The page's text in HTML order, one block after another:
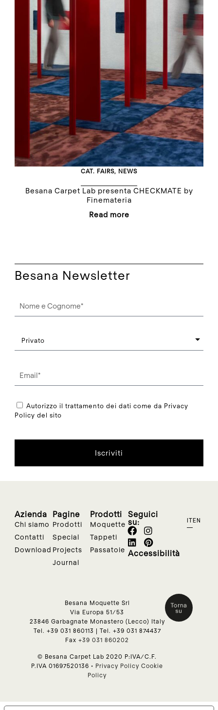
CAT. FAIRS NEWS
Besana Carpet Lab presenta CHECKMATE by
Finemateria
Read more
Besana Newsletter
Autorizzo il trattamento dei dati come da Privacy
Policy del sito
Iscriviti
Azienda
Chi siamo
Contatti
Download
Pagine
Prodotti
Special
Projects
Journal
Prodotti
Moquette
Tappeti
Passatoie
Seguici
su:
Accessibilità
ITEN
Besana Moquette Srl
Via Europa 51/53
23846 Garbagnate Monastero (Lecco) Italy
Tel. +39 031 860113 | Tel. +39 031 874437
Fax+39 031 860202
© Besana Carpet Lab 2020 P:IVA/C.F.
P.IVA 01697520136 • Privacy Policy Cookie
Policy